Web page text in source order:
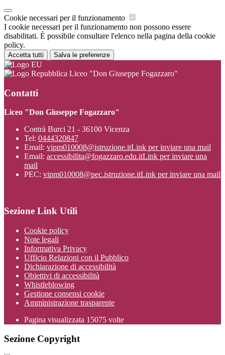
Cookie necessari per il funzionamento
I cookie necessari per il funzionamento non possono essere
disabilitati. È possibile consultare l'elenco nella pagina della cookie
policy.
Accetta tutti Salva le preferenze
Liceo "Don Giuseppe Fogazzaro"
Contatti
Liceo "Don Giuseppe Fogazzaro"
Contrà Burci 21 - 36100 Vicenza
Tel: 0444320847
Email: vipm010008@istruzione.itLink per inviare una mail
Email: accessibilita@fogazzaro.edu.itLink per inviare una
mail
PEC: vipm010008@pec.istruzione.itLink per inviare una mail
Sezione Link Utili
Cookie policy
Note legali
Informativa Privacy
Ufficio Relazioni con il Pubblico
Dichiarazione di accessibilità
Obiettivi di accessibilità
Whistleblowing
Gestione consensi cookie
Amministrazione trasparente
Pagina visualizzata 15075 volte
Sezione Copyright